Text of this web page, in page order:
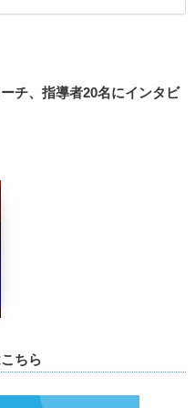
チ、指導者20名にインタビ
ちら